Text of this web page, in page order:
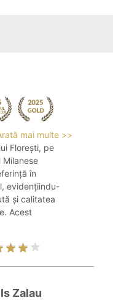
mai multe >>
Florești, pe
Milanese
în
evidențiindu-
și calitatea
Acest
Zalau